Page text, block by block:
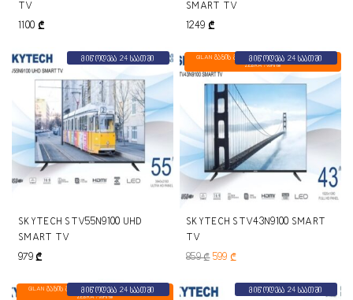
TV
1100 ₾
SMART TV
1249 ₾
მიწოდება 24 საათში
SKYTECH STV55N9100 UHD
SMART TV
979₾
GILAN გაზის გამათბობელი GDS-703-C BEYAZ
ZEBRA /white
მიწოდება 24 საათში
SKYTECH STV43N9100 SMART
TV
859₾ 599₾
GILAN გაზის გამათბობელი GDS-703-C BEYAZ
ZEBRA /white
მიწოდება 24 საათში მიწოდება 24 საათში